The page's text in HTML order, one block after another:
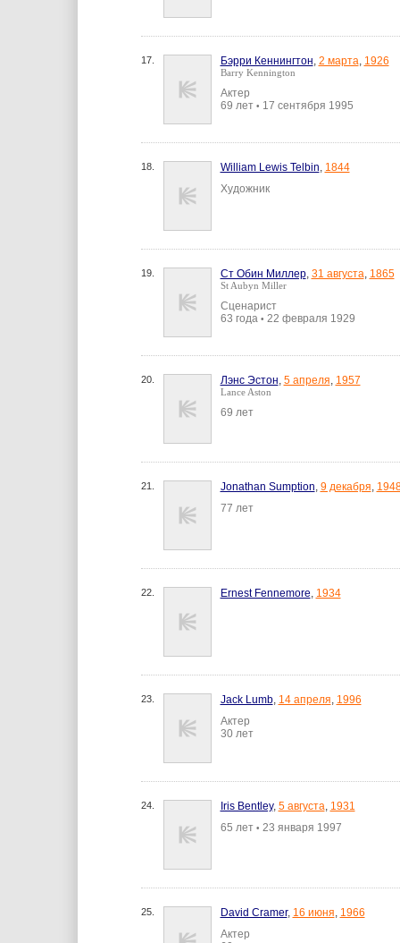
17. Бэрри Кеннингтон, 2 марта, 1926
Barry Kennington
Актер
69 лет • 17 сентября 1995
18. William Lewis Telbin, 1844
Художник
19. Ст Обин Миллер, 31 августа, 1865
St Aubyn Miller
Сценарист
63 года • 22 февраля 1929
20. Лэнс Эстон, 5 апреля, 1957
Lance Aston
69 лет
21. Jonathan Sumption, 9 декабря,
77 лет
22. Ernest Fennemore, 1934
23. Jack Lumb, 14 апреля, 1996
Актер
30 лет
24. Iris Bentley, 5 августа, 1931
65 лет • 23 января 1997
25. David Cramer, 16 июня, 1966
Актер